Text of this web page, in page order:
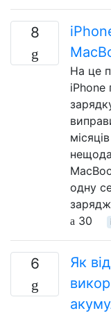
8
На це
iPhone
одну
30
6
Як